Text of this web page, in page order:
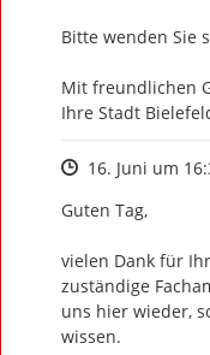
Bitte wenden Sie
Mit freundlichen
Ihre Stadt
Zeitpunkt des
16. Juni um
Guten Tag,
vielen Dank für
zuständige
uns hier wieder,
wissen.